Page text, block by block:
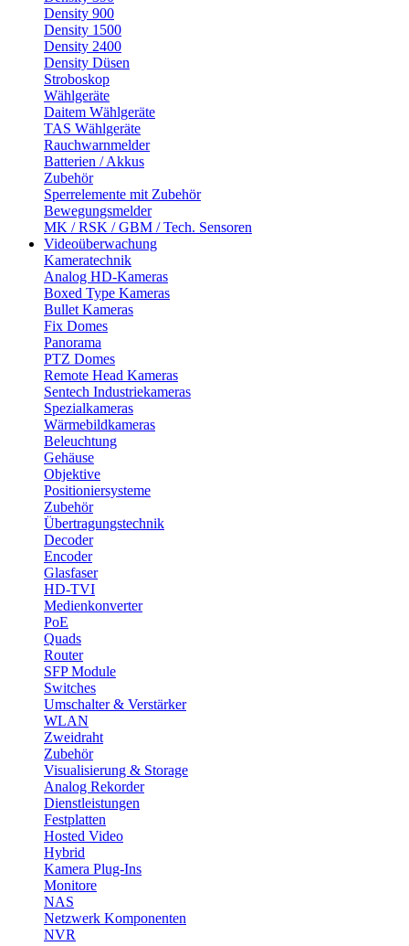
Density 900
Density 1500
Density 2400
Density Düsen
Stroboskop
Wählgeräte
Daitem Wählgeräte
TAS Wählgeräte
Rauchwarnmelder
Batterien / Akkus
Zubehör
Sperrelemente mit Zubehör
Bewegungsmelder
MK / RSK / GBM / Tech. Sensoren
Videoüberwachung
Kameratechnik
Analog HD-Kameras
Boxed Type Kameras
Bullet Kameras
Fix Domes
Panorama
PTZ Domes
Remote Head Kameras
Sentech Industriekameras
Spezialkameras
Wärmebildkameras
Beleuchtung
Gehäuse
Objektive
Positioniersysteme
Zubehör
Übertragungstechnik
Decoder
Encoder
Glasfaser
HD-TVI
Medienkonverter
PoE
Quads
Router
SFP Module
Switches
Umschalter & Verstärker
WLAN
Zweidraht
Zubehör
Visualisierung & Storage
Analog Rekorder
Dienstleistungen
Festplatten
Hosted Video
Hybrid
Kamera Plug-Ins
Monitore
NAS
Netzwerk Komponenten
NVR